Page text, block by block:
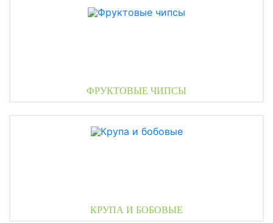
ФРУКТОВЫЕ ЧИПСЫ
КРУПА И БОБОВЫЕ